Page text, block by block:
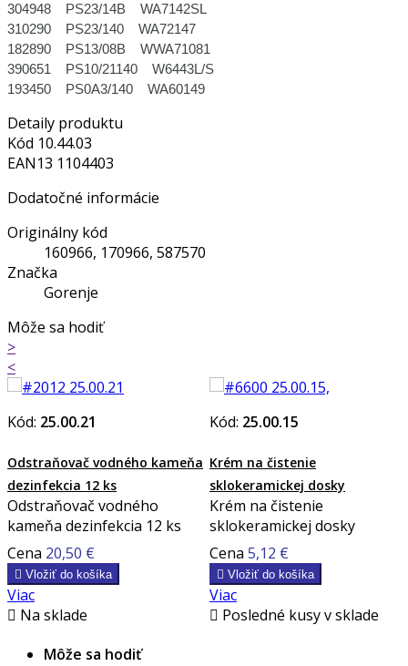
304948 PS23/14B WA7142SL
310290 PS23/140 WA72147
182890 PS13/08B WWA71081
390651 PS10/21140 W6443L/S
193450 PS0A3/140 WA60149
Detaily produktu
Kód 10.44.03
EAN13 1104403
Dodatočné informácie
Originálny kód
160966, 170966, 587570
Značka
Gorenje
Môže sa hodiť
>
<
Kód: 25.00.21
Odstraňovač vodného kameňa
dezinfekcia 12 ks
Odstraňovač vodného
kameňa dezinfekcia 12 ks
Cena 20,50 €
 Vložiť do košíka
Viac
 Na sklade
Kód: 25.00.15
Krém na čistenie
sklokeramickej dosky
Krém na čistenie
sklokeramickej dosky
Cena 5,12 €
 Vložiť do košíka
Viac
 Posledné kusy v sklade
Môže sa hodiť